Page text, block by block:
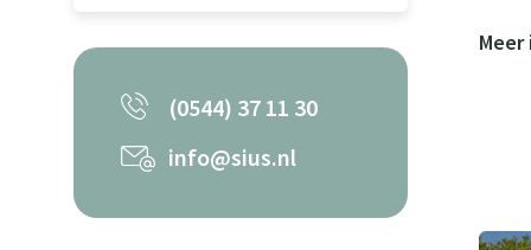
(0544) 37 11 30
info@sius.nl